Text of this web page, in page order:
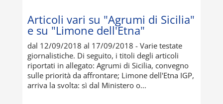
Articoli vari su "Agrumi di Sicilia"
e su "Limone dell'Etna"
dal 12/09/2018 al 17/09/2018 - Varie testate
giornalistiche. Di seguito, i titoli degli articoli
riportati in allegato: Agrumi di Sicilia, convegno
sulle priorità da affrontare; Limone dell'Etna IGP,
arriva la svolta: sì dal Ministero o...